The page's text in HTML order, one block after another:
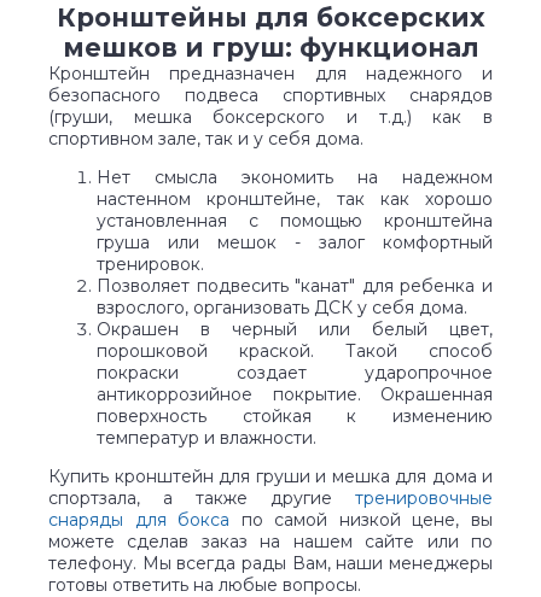
Кронштейны для боксерских
мешков и груш: функционал
Кронштейн предназначен для надежного и
безопасного подвеса спортивных снарядов
(груши, мешка боксерского и т.д.) как в
спортивном зале, так и у себя дома.
Нет смысла экономить на надежном
настенном кронштейне, так как хорошо
установленная с помощью кронштейна
груша или мешок - залог комфортный
тренировок.
Позволяет подвесить "канат" для ребенка и
взрослого, организовать ДСК у себя дома.
Окрашен в черный или белый цвет,
порошковой краской. Такой способ
покраски создает ударопрочное
антикоррозийное покрытие. Окрашенная
поверхность стойкая к изменению
температур и влажности.
Купить кронштейн для груши и мешка для дома и
спортзала, а также другие тренировочные
снаряды для бокса по самой низкой цене, вы
можете сделав заказ на нашем сайте или по
телефону. Мы всегда рады Вам, наши менеджеры
готовы ответить на любые вопросы.